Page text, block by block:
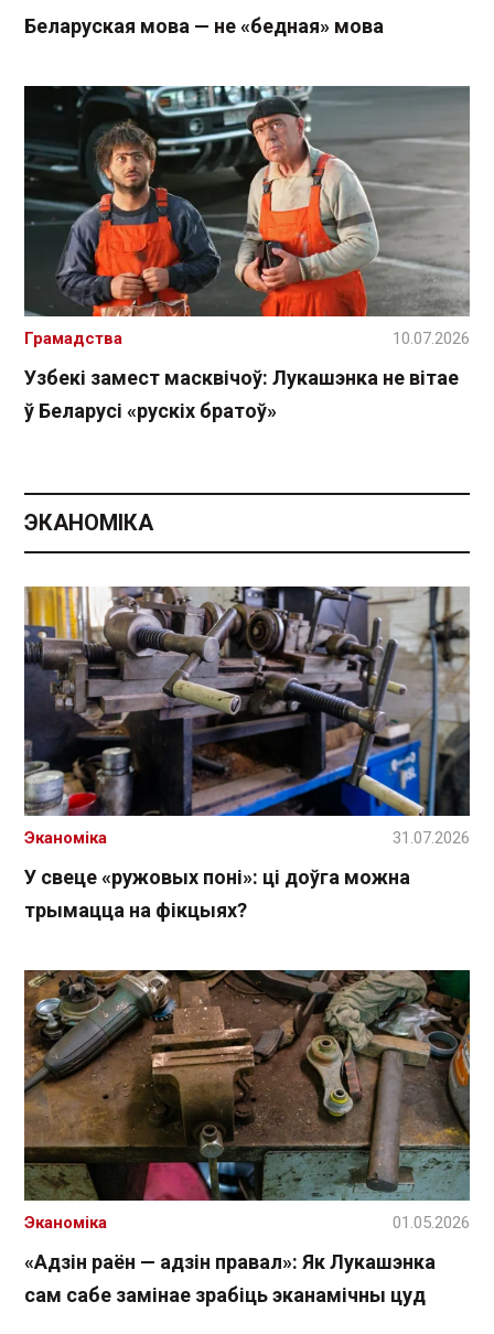
Беларуская мова — не «бедная» мова
Узбекі замест масквічоў: Лукашэнка не вітае
ў Беларусі «рускіх братоў»
Грамадства 10.07.2026
ЭКАНОМІКА
У свеце «ружовых поні»: ці доўга можна
трымацца на фікцыях?
Эканоміка 31.07.2026
«Адзін раён — адзін правал»: Як Лукашэнка
сам сабе замінае зрабіць эканамічны цуд
Эканоміка 01.05.2026